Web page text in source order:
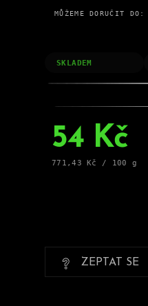
MŮŽEME DORUČIT DO:
SKLADEM
54 Kč
Měrná
771,43 Kč / 100 g
ZEPTAT SE